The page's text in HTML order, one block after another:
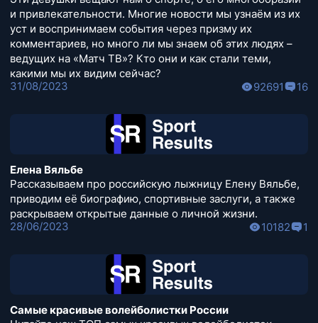
и привлекательности. Многие новости мы узнаём из их
уст и воспринимаем события через призму их
комментариев, но много ли мы знаем об этих людях –
ведущих на «Матч ТВ»? Кто они и как стали теми,
какими мы их видим сейчас?
31/08/2023
92691 16
Елена Вяльбе
Рассказываем про российскую лыжницу Елену Вяльбе,
приводим её биографию, спортивные заслуги, а также
раскрываем открытые данные о личной жизни.
28/06/2023
10182 1
Самые красивые волейболистки России